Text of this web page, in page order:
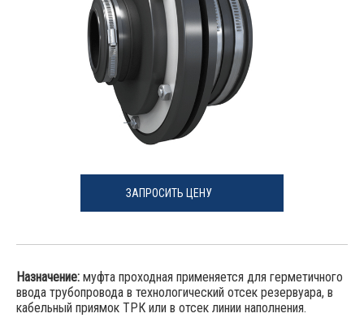
ЗАПРОСИТЬ ЦЕНУ
Назначение: муфта проходная применяется для герметичного
ввода трубопровода в технологический отсек резервуара, в
кабельный приямок ТРК или в отсек линии наполнения.